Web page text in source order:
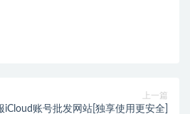
上一篇
iCloud账号批发网站[独享使用更安全]